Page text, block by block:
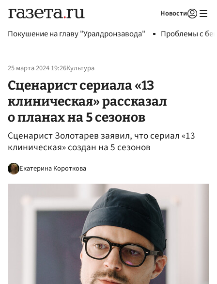
Новости
Покушение на главу "Уралдронзавода" Проблемы с
25 марта 2024 19:26Культура
Сценарист сериала «13
клиническая» рассказал
о планах на 5 сезонов
Сценарист Золотарев заявил, что сериал «13
клиническая» создан на 5 сезонов
Екатерина Короткова